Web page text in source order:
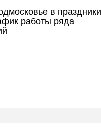
в праздники
работы ряда